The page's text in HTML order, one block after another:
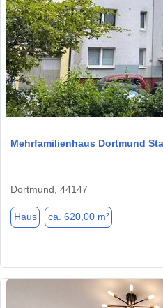
Mehrfamilienhaus Dortmund
Dortmund, 44147
Haus ca. 620,00 m²